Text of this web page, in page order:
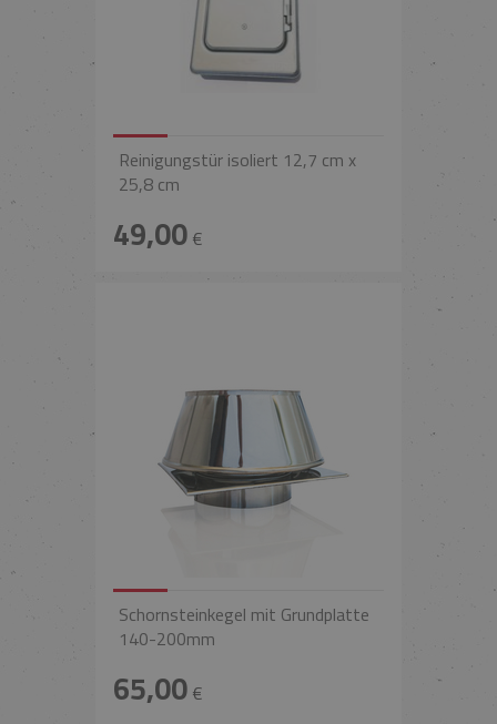
Reinigungstür isoliert 12,7 cm x
25,8 cm
49,00€
Schornsteinkegel mit Grundplatte
140-200mm
65,00€